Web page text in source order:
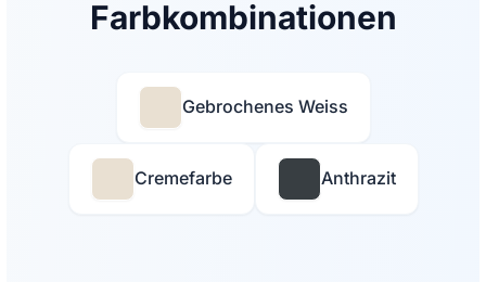
Farbkombinationen
Gebrochenes Weiss
Cremefarbe Anthrazit